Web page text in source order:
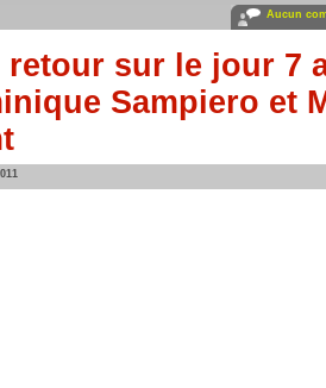
Aucun
retour sur le jour 7
Sampiero et